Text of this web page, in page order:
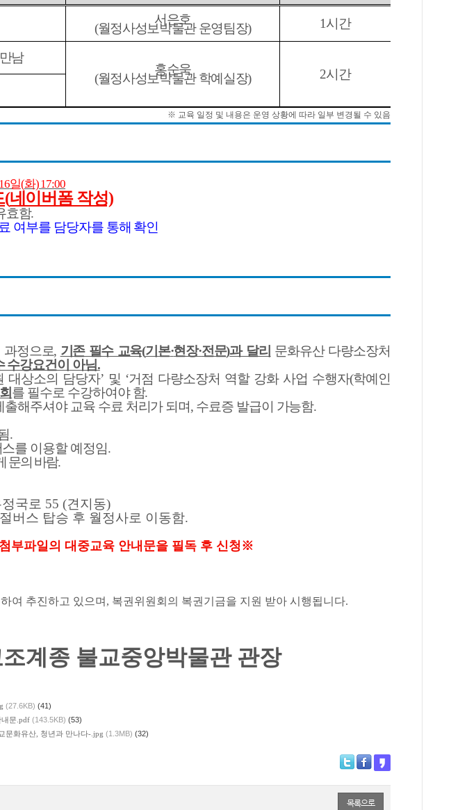
서은호
(월정사성보박물관 운영팀장) 1시간
남
홍순욱
(월정사성보박물관 학예실장) 2시간
※ 교육 일정 및 내용은 운영 상황에 따라 일부 변경될 수 있음
16일(화) 17:00
(네이버폼 작성)
효함.
여부를 담당자를 통해 확인
과정으로, 기존 필수 교육(기본·현장·전문)과 달리 문화유산 다량소장처
수강요건이 아님.
대상소의 담당자’ 및 ‘거점 다량소장처 역할 강화 사업 수행자(학예인
회를 필수로 수강하여야 함.
출해주셔야 교육 수료 처리가 되며, 수료증 발급이 가능함.
.
를 이용할 예정임.
문의 바람.
국로 55 (견지동)
버스 탑승 후 월정사로 이동함.
부파일의 대중교육 안내문을 필독 후 신청※
여 추진하고 있으며, 복권위원회의 복권기금을 지원 받아 시행됩니다.
계종 불교중앙박물관 관장
(27.6KB) (41)
내문.pdf (143.5KB) (53)
문화유산, 청년과 만나다-.jpg (1.3MB) (32)
목록으로